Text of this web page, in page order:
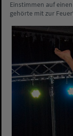
Einstimmen auf
gehörte mit zur